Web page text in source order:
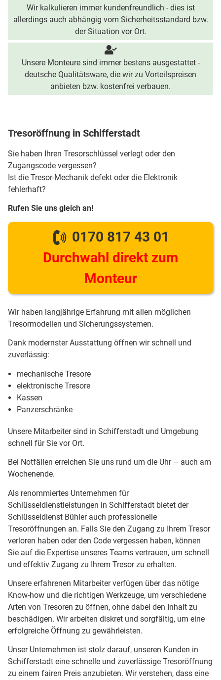
Wir kalkulieren immer kundenfreundlich - dies ist
allerdings auch abhängig vom Sicherheitsstandard bzw.
der Situation vor Ort.
Unsere Monteure sind immer bestens ausgestattet -
deutsche Qualitätsware, die wir zu Vorteilspreisen
anbieten bzw. kostenfrei verbauen.
Tresoröffnung in Schifferstadt
Sie haben Ihren Tresorschlüssel verlegt oder den
Zugangscode vergessen?
Ist die Tresor-Mechanik defekt oder die Elektronik
fehlerhaft?
Rufen Sie uns gleich an!
0170 817 43 01
Durchwahl direkt zum
Monteur
Wir haben langjährige Erfahrung mit allen möglichen
Tresormodellen und Sicherungssystemen.
Dank modernster Ausstattung öffnen wir schnell und
zuverlässig:
mechanische Tresore
elektronische Tresore
Kassen
Panzerschränke
Unsere Mitarbeiter sind in Schifferstadt und Umgebung
schnell für Sie vor Ort.
Bei Notfällen erreichen Sie uns rund um die Uhr – auch am
Wochenende.
Als renommiertes Unternehmen für
Schlüsseldienstleistungen in Schifferstadt bietet der
Schlüsseldienst Bühler auch professionelle
Tresoröffnungen an. Falls Sie den Zugang zu Ihrem Tresor
verloren haben oder den Code vergessen haben, können
Sie auf die Expertise unseres Teams vertrauen, um schnell
und effektiv Zugang zu Ihrem Tresor zu erhalten.
Unsere erfahrenen Mitarbeiter verfügen über das nötige
Know-how und die richtigen Werkzeuge, um verschiedene
Arten von Tresoren zu öffnen, ohne dabei den Inhalt zu
beschädigen. Wir arbeiten diskret und sorgfältig, um eine
erfolgreiche Öffnung zu gewährleisten.
Unser Unternehmen ist stolz darauf, unseren Kunden in
Schifferstadt eine schnelle und zuverlässige Tresoröffnung
zu einem fairen Preis anzubieten. Wir verstehen, dass eine